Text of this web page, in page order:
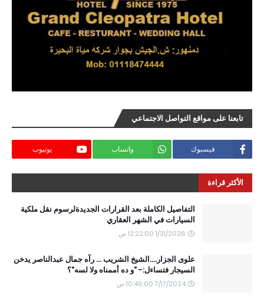
تابعنا على مواقع التواصل الاجتماعي
فيسبوك واتساب يوتيوب
الأكثر قراءة
التفاصيل الكاملة بعد القرارات الجديدةلرسوم نقل ملكية
السيارات في الشهر العقاري
1/31/2026 12:22:00 ص
علوى الجزار....الشيخ الشريب ... رآه جمال عبدالناصر يدخن
السيجار فتساءل:- "و ده أممناه ولا لسه"؟
7/17/2024 10:46:00 ص